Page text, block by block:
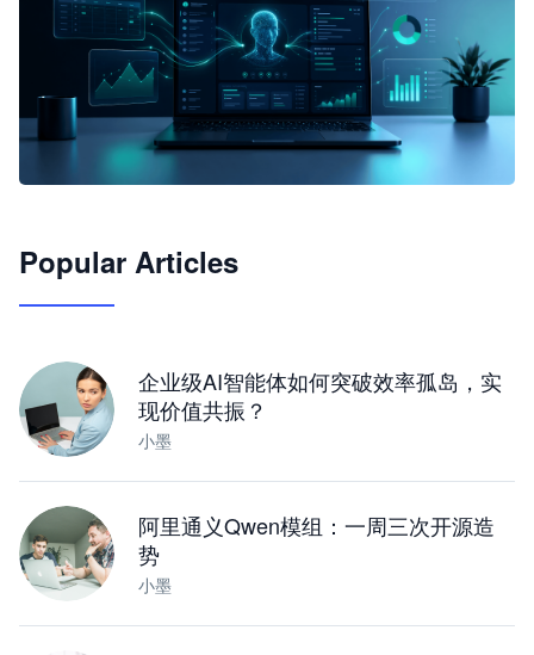
JimoClaw 桌面 AI Agent 工作台
Popular Articles
企业级AI智能体如何突破效率孤岛，实
现价值共振？
小墨
阿里通义Qwen模组：一周三次开源造
势
小墨